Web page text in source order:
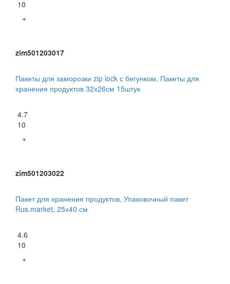
10
+
zim501203017
Пакеты для заморозки zip lock с бегунком, Пакеты для
хранения продуктов 32х26см 15штук
4.7
10
+
zim501203022
Пакет для хранения продуктов, Упаковочный пакет
Rus.market, 25х40 см
4.6
10
+